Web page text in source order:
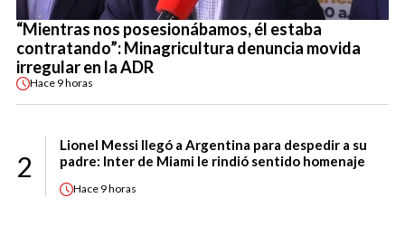
“Mientras nos posesionábamos, él estaba
contratando”: Minagricultura denuncia movida
irregular en la ADR
Hace 9 horas
2
Lionel Messi llegó a Argentina para despedir a su
padre: Inter de Miami le rindió sentido homenaje
Hace 9 horas